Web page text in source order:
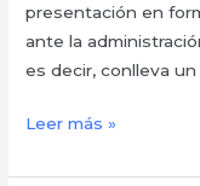
presentación en
ante la
es decir, conlleva
Leer más »